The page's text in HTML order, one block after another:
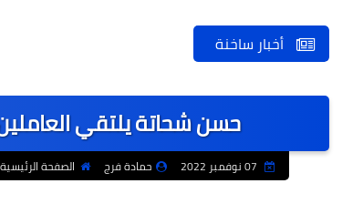
أخبار ساخنة
حسن شحاتة يلتقي
حمادة فرج الصفحة الرئيسية